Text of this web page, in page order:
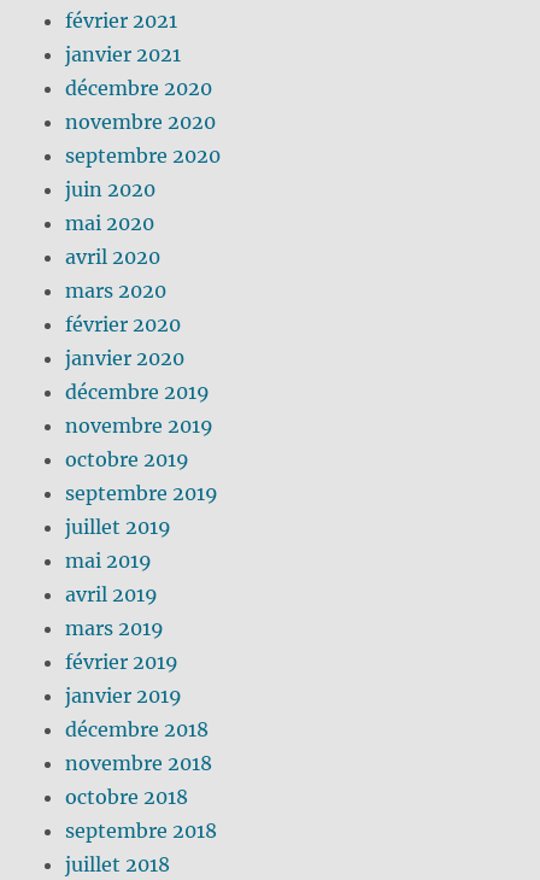
février 2021
janvier 2021
décembre 2020
novembre 2020
septembre 2020
juin 2020
mai 2020
avril 2020
mars 2020
février 2020
janvier 2020
décembre 2019
novembre 2019
octobre 2019
septembre 2019
juillet 2019
mai 2019
avril 2019
mars 2019
février 2019
janvier 2019
décembre 2018
novembre 2018
octobre 2018
septembre 2018
juillet 2018